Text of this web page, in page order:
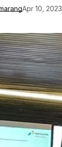
Apr 10, 2023